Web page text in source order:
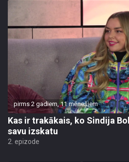
pirms 2 gadiem, 11 mēnešiem
Kas ir trakākais, ko Sindija
savu izskatu
2. epizode